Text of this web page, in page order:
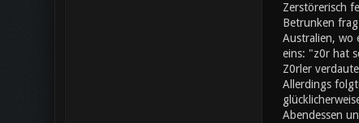
Zerstörerisch
Betrunken
Australien, wo
eins: "z0r hat
Z0rler
Allerdings
Abendessen